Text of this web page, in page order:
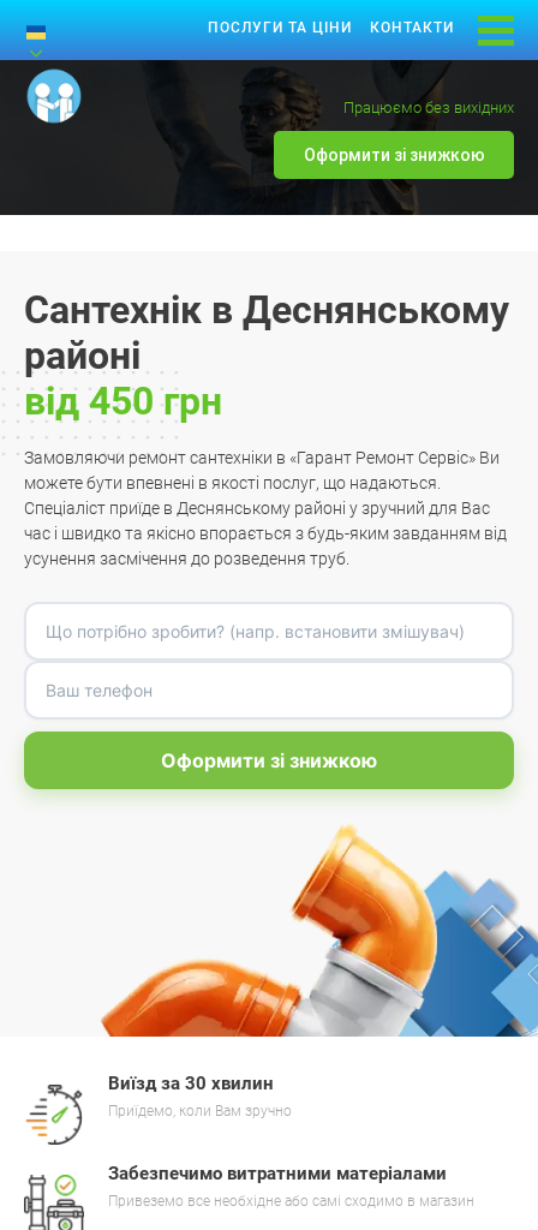
ПОСЛУГИ ТА ЦІНИ КОНТАКТИ
Працюємо без вихідних
Оформити зі знижкою
Сантехнік в Деснянському
районі
від 450 грн
Замовляючи ремонт сантехніки в «Гарант Ремонт Сервіс» Ви
можете бути впевнені в якості послуг, що надаються.
Спеціаліст приїде в Деснянському районі у зручний для Вас
час і швидко та якісно впорається з будь-яким завданням від
усунення засмічення до розведення труб.
Оформити зі знижкою
Виїзд за 30 хвилин
Приїдемо, коли Вам зручно
Забезпечимо витратними матеріалами
Привеземо все необхідне або самі сходимо в магазин